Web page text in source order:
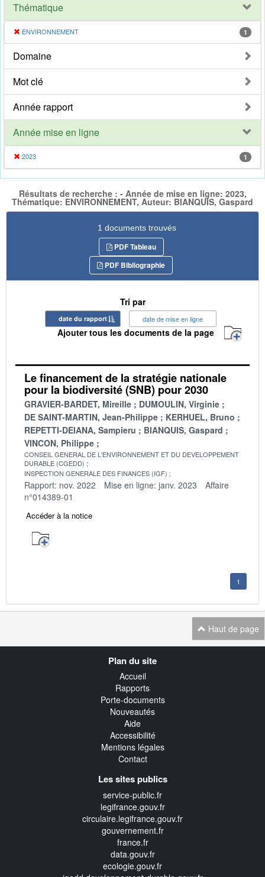
Thématique
ENVIRONNEMENT 1
Domaine
Mot clé
Année rapport
Année mise en ligne
2023 1
Résultats de recherche : - Année de mise en ligne: 2023,
Thématique: ENVIRONNEMENT, Auteur: BIANQUIS, Gaspard
1 documents trouvés
PDF Tableau
PDF Bibliographie
Tri par
date du rapport date de mise en ligne
Ajouter tous les documents de la page
Le financement de la stratégie nationale
pour la biodiversité (SNB) pour 2030
GRAVIER-BARDET, Mireille
DUMOULIN, Virginie
DE SAINT-MARTIN, Jean-Philippe
KERHUEL, Bruno
REPETTI-DEIANA, Sampieru
BIANQUIS, Gaspard
VINCON, Philippe
CONSEIL GENERAL DE L'ENVIRONNEMENT ET DU DEVELOPPEMENT
DURABLE (CGEDD)
INSPECTION GENERALE DES FINANCES (IGF)
Rapport: nov. 2022 Mise en ligne: janv. 2023
Affaire
n°014389-01
Accéder à la notice
1
Haut de page
Plan du site
Accueil
Rapports
Porte-documents
Nouveautés
Aide
Accessibilité
Mentions légales
Contact
Les sites publics
service-public.fr
legifrance.gouv.fr
circulaire.legifrance.gouv.fr
gouvernement.fr
france.fr
data.gouv.fr
ecologie.gouv.fr